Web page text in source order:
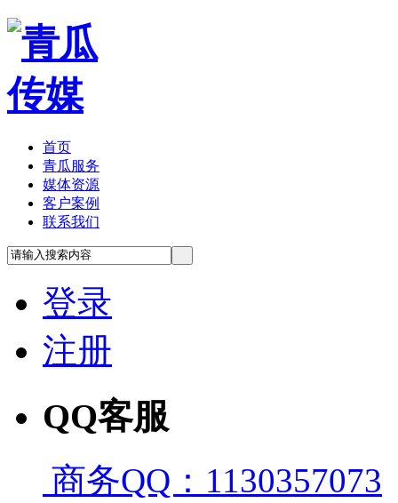
首页
青瓜服务
媒体资源
客户案例
联系我们
登录
注册
QQ客服
商务QQ：1130357073